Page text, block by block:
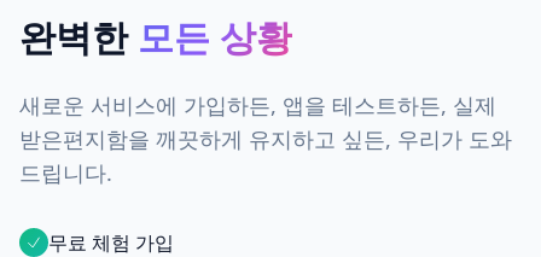
완벽한 모든 상황
새로운 서비스에 가입하든, 앱을 테스트하든, 실제
받은편지함을 깨끗하게 유지하고 싶든, 우리가 도와
드립니다.
무료 체험 가입